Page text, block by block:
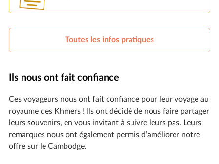
Toutes les infos pratiques
Ils nous ont fait confiance
Ces voyageurs nous ont fait confiance pour leur voyage au
royaume des Khmers ! Ils ont décidé de nous faire partager
leurs souvenirs, en vous invitant à suivre leurs pas. Leurs
remarques nous ont également permis d’améliorer notre
offre sur le Cambodge.